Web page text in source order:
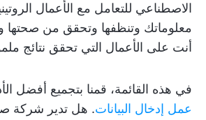
الاصطناعي للتعامل مع الأعمال
معلوماتك وتنظفها وتحقق من صحتها
أنت على الأعمال التي تحقق نتائج
في هذه القائمة، قمنا بتجميع أفضل
عمل إدخال البيانات. هل تدير شركة